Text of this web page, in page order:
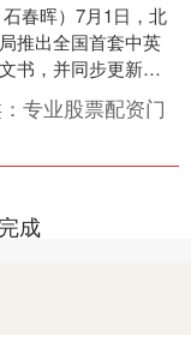
春晖）7月1日，北
推出全国首套中英
书，并同步更新全
英文双语办事指
业登....
专业股票配资门
成